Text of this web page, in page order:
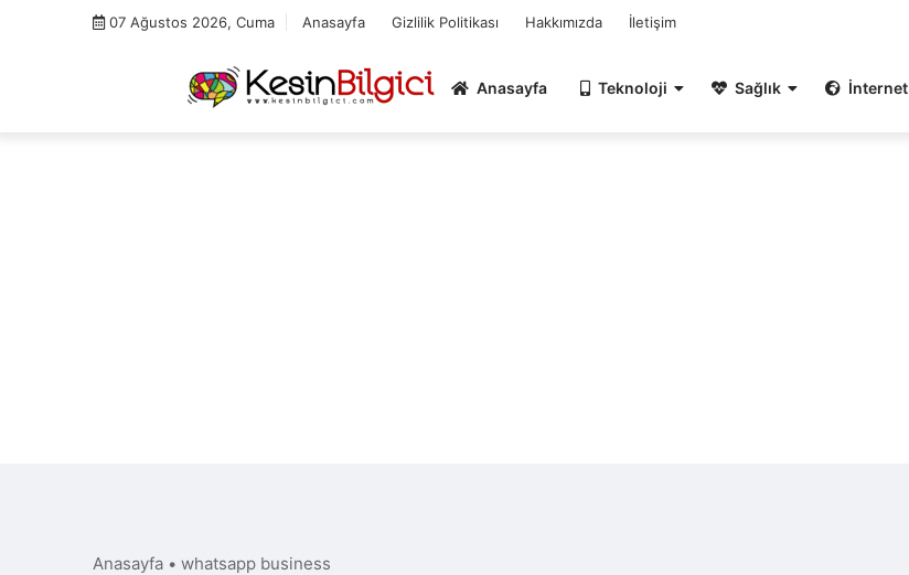
07 Ağustos 2026, Cuma Anasayfa Gizlilik Politikası Hakkımızda İletişim
Anasayfa Teknoloji Sağlık İnternet
Anasayfa • whatsapp business